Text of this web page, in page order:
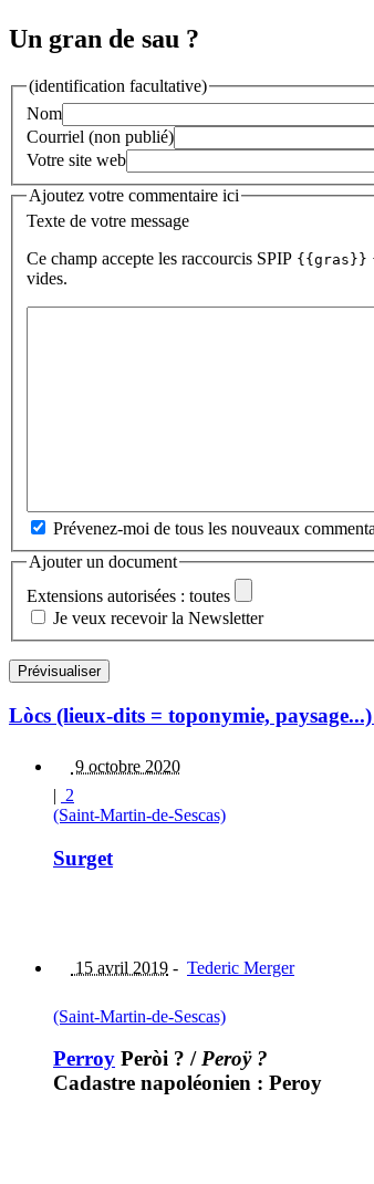
Un gran de sau ?
(identification facultative)
Nom
Courriel (non publié)
Votre site web
Ajoutez votre commentaire ici
Texte de votre message
Ce champ accepte les raccourcis SPIP {{gras}}
vides.
Prévenez-moi de tous les nouveaux
Ajouter un document
Extensions autorisées : toutes
Je veux recevoir la Newsletter
Lòcs (lieux-dits = toponymie,
9 octobre 2020
| 2
(Saint-Martin-de-Sescas)
Surget
15 avril 2019 - Tederic Merger
(Saint-Martin-de-Sescas)
Perroy Peròi ? /Peroÿ ?
Cadastre napoléonien : Peroy